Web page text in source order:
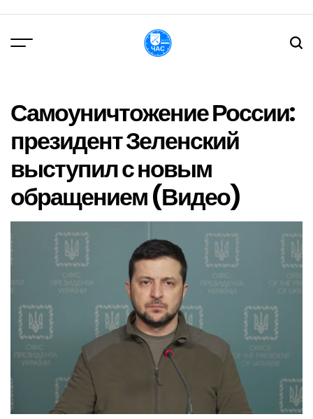
вмісту
Самоуничтожение России:
президент Зеленский
выступил с новым
обращением (Видео)